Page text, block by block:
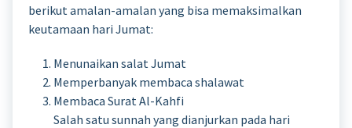
berikut amalan-amalan yang bisa memaksimalkan
keutamaan hari Jumat:
Menunaikan salat Jumat
Memperbanyak membaca shalawat
Membaca Surat Al-Kahfi
Salah satu sunnah yang dianjurkan pada hari